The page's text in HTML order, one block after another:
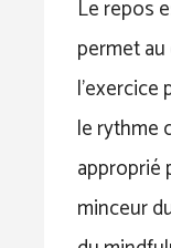
Le repos
permet
le rythme
approprié
minceur